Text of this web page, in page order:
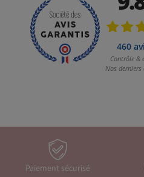
Paiement sécurisé